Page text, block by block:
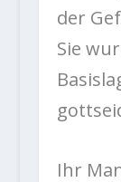
der
Sie
Ihr